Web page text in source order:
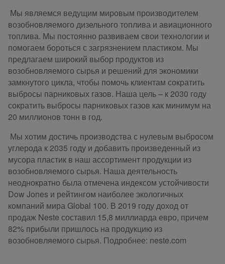
Мы являемся ведущим мировым производителем
возобновляемого дизельного топлива и авиационного
топлива. Мы постоянно развиваем свои технологии и
помогаем бороться с загрязнением пластиком. Мы
предлагаем широкий выбор продуктов из
возобновляемого сырья и решений для экономики
замкнутого цикла, чтобы помочь клиентам сократить
выбросы парниковых газов. Наша цель – к 2030 году
сократить выбросы парниковых газов как минимум на
20 миллионов тонн в год.
Мы хотим достичь производства с нулевым выбросом
углерода к 2035 году и добавить произведенный из
мусора пластик в наш ассортимент продукции из
возобновляемого сырья. Наша деятельность
неоднократно была отмечена индексом устойчивости
Dow Jones и рейтингом наиболее экологичных
компаний мира Global 100. В 2019 году доход от
продаж Neste составил 15,8 миллиарда евро, причем
82% прибыли пришлось на продукцию из
возобновляемого сырья. Подробнее: neste.com